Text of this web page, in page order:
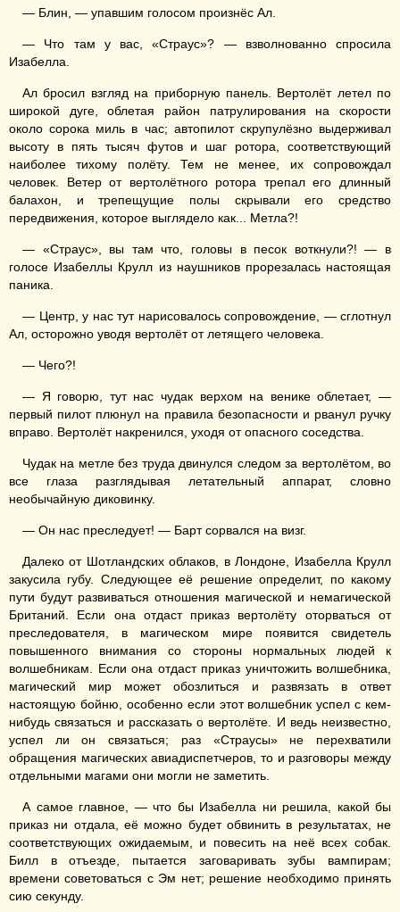
— Блин, — упавшим голосом произнёс Ал.
— Что там у вас, «Страус»? — взволнованно спросила
Изабелла.
Ал бросил взгляд на приборную панель. Вертолёт летел по
широкой дуге, облетая район патрулирования на скорости
около сорока миль в час; автопилот скрупулёзно выдерживал
высоту в пять тысяч футов и шаг ротора, соответствующий
наиболее тихому полёту. Тем не менее, их сопровождал
человек. Ветер от вертолётного ротора трепал его длинный
балахон, и трепещущие полы скрывали его средство
передвижения, которое выглядело как... Метла?!
— «Страус», вы там что, головы в песок воткнули?! — в
голосе Изабеллы Крулл из наушников прорезалась настоящая
паника.
— Центр, у нас тут нарисовалось сопровождение, — сглотнул
Ал, осторожно уводя вертолёт от летящего человека.
— Чего?!
— Я говорю, тут нас чудак верхом на венике облетает, —
первый пилот плюнул на правила безопасности и рванул ручку
вправо. Вертолёт накренился, уходя от опасного соседства.
Чудак на метле без труда двинулся следом за вертолётом, во
все глаза разглядывая летательный аппарат, словно
необычайную диковинку.
— Он нас преследует! — Барт сорвался на визг.
Далеко от Шотландских облаков, в Лондоне, Изабелла Крулл
закусила губу. Следующее её решение определит, по какому
пути будут развиваться отношения магической и немагической
Британий. Если она отдаст приказ вертолёту оторваться от
преследователя, в магическом мире появится свидетель
повышенного внимания со стороны нормальных людей к
волшебникам. Если она отдаст приказ уничтожить волшебника,
магический мир может обозлиться и развязать в ответ
настоящую бойню, особенно если этот волшебник успел с кем-
нибудь связаться и рассказать о вертолёте. И ведь неизвестно,
успел ли он связаться; раз «Страусы» не перехватили
обращения магических авиадиспетчеров, то и разговоры между
отдельными магами они могли не заметить.
А самое главное, — что бы Изабелла ни решила, какой бы
приказ ни отдала, её можно будет обвинить в результатах, не
соответствующих ожидаемым, и повесить на неё всех собак.
Билл в отъезде, пытается заговаривать зубы вампирам;
времени советоваться с Эм нет; решение необходимо принять
сию секунду.